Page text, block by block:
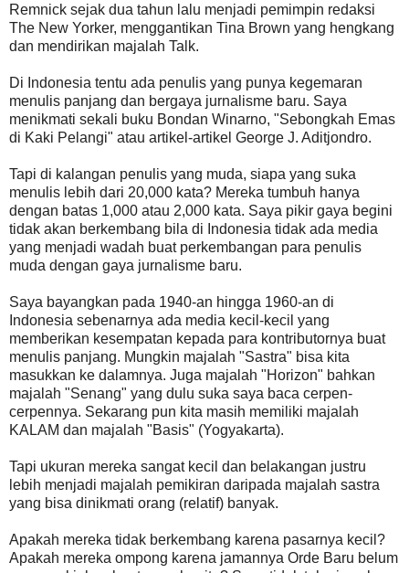
Remnick sejak dua tahun lalu menjadi pemimpin redaksi
The New Yorker, menggantikan Tina Brown yang hengkang
dan mendirikan majalah Talk.
Di Indonesia tentu ada penulis yang punya kegemaran
menulis panjang dan bergaya jurnalisme baru. Saya
menikmati sekali buku Bondan Winarno, "Sebongkah Emas
di Kaki Pelangi" atau artikel-artikel George J. Aditjondro.
Tapi di kalangan penulis yang muda, siapa yang suka
menulis lebih dari 20,000 kata? Mereka tumbuh hanya
dengan batas 1,000 atau 2,000 kata. Saya pikir gaya begini
tidak akan berkembang bila di Indonesia tidak ada media
yang menjadi wadah buat perkembangan para penulis
muda dengan gaya jurnalisme baru.
Saya bayangkan pada 1940-an hingga 1960-an di
Indonesia sebenarnya ada media kecil-kecil yang
memberikan kesempatan kepada para kontributornya buat
menulis panjang. Mungkin majalah "Sastra" bisa kita
masukkan ke dalamnya. Juga majalah "Horizon" bahkan
majalah "Senang" yang dulu suka saya baca cerpen-
cerpennya. Sekarang pun kita masih memiliki majalah
KALAM dan majalah "Basis" (Yogyakarta).
Tapi ukuran mereka sangat kecil dan belakangan justru
lebih menjadi majalah pemikiran daripada majalah sastra
yang bisa dinikmati orang (relatif) banyak.
Apakah mereka tidak berkembang karena pasarnya kecil?
Apakah mereka ompong karena jamannya Orde Baru belum